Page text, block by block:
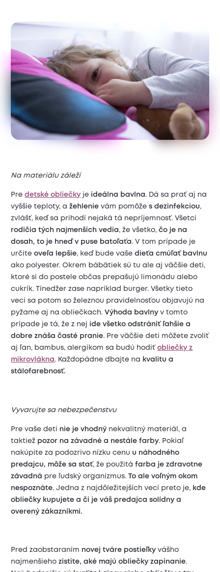
Na materiálu záleží
Predetské obliečky je ideálna bavlna . Dá sa prať aj na
vyššie teploty, ažehlenie vám pomôžes dezinfekciou,
zvlášť, keď sa prihodí nejaká tá nepríjemnosť. Všetci
rodičia tých najmenších vedia , že všetko,čo je na
dosah, to je hneď v puse batoľaťa . V tom prípade je
určiteoveľa lepšie, keď bude vašedieťa cmúľať bavlnu
ako polyester. Okrem bábätiek sú tu ale aj väčšie deti,
ktoré si do postele občas prepašujú limonádu alebo
cukrík. Tínedžer zase napríklad burger. Všetky tieto
veci sa potom so železnou pravidelnosťou objavujú na
pyžame aj na obliečkach. Výhoda bavlny v tomto
prípade je tá, že z nej
ide všetko odstrániť ľahšie a
dobre znáša časté pranie. Pre väčšie deti môžete zvoliť
aj ľan, bambus, alergikom sa budú hodiťobliečky z
mikrovlákna . Každopádne dbajte na
kvalitu a
stálofarebnosť.
Vyvarujte sa nebezpečenstvu
Pre vaše deti nie je vhodný nekvalitný materiál, a
taktiež pozor na závadné a nestále farby. Pokiaľ
nakúpite za podozrivo nízku cenu u náhodného
predajcu, môže sa stať, že použitáfarba je zdravotne
závadná pre ľudský organizmus.To ale voľným okom
nespoznáte. Jedna z najdôležitejších vecí preto je, kde
obliečky kupujete a či je váš predajca solídny a
overený zákazníkmi.
Pred zaobstaraním novej tváre postieľky vášho
najmenšiehozistite, aké majú obliečky zapínanie.